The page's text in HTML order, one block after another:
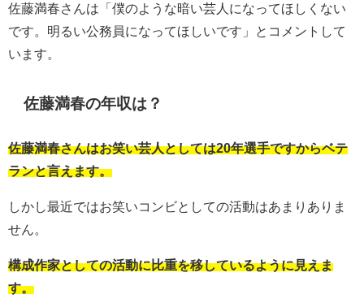
佐藤満春さんは「僕のような暗い芸人になってほしくない
です。明るい公務員になってほしいです」とコメントして
います。
佐藤満春の年収は？
佐藤満春さんはお笑い芸人としては20年選手ですからベテ
ランと言えます。
しかし最近ではお笑いコンビとしての活動はあまりありま
せん。
構成作家としての活動に比重を移しているように見えま
す。